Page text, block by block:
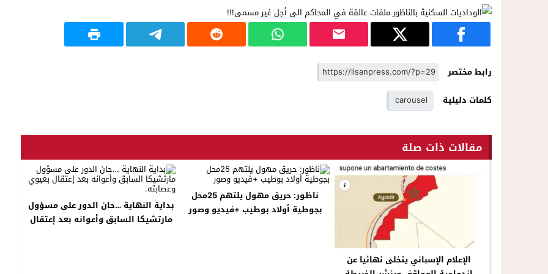
رابط مختصر
كلمات دليلية
carousel
مقالات ذات صلة
الإعلام الإسباني يتخلى نهائيا عن
ناظور: حريق مهول يلتهم 25محل
بجوطية أولاد بوطيب +فيديو وصور
بداية النهاية …حان الدور على مسؤول
مارتشيكا السابق وأعوانه بعد إعتقال